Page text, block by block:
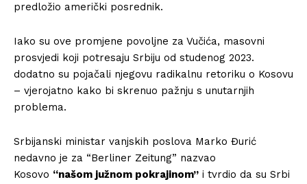
predložio američki posrednik.
Iako su ove promjene povoljne za Vučića, masovni
prosvjedi koji potresaju Srbiju od studenog 2023.
dodatno su pojačali njegovu radikalnu retoriku o Kosovu
– vjerojatno kako bi skrenuo pažnju s unutarnjih
problema.
Srbijanski ministar vanjskih poslova Marko Đurić
nedavno je za “Berliner Zeitung” nazvao
Kosovo “našom južnom pokrajinom” i tvrdio da su Srbi